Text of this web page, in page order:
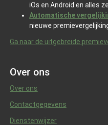
iOs en Android en alles
Automatische
nieuwe
Ga naar de uitgebreide
Over ons
Over ons
Contactgegevens
Dienstenwijzer